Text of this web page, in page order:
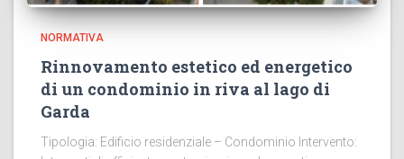
NORMATIVA
Rinnovamento estetico ed energetico
di un condominio in riva al lago di
Garda
Tipologia: Edificio residenziale – Condominio Intervento: